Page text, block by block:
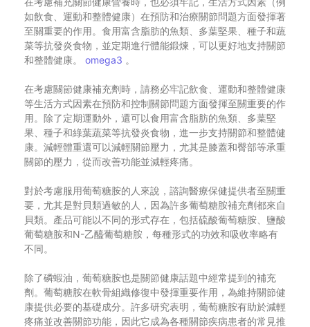
如飲食、運動和整體健康）在預防和治療關節問題方面發揮著
至關重要的作用。食用富含脂肪的魚類、多葉堅果、種子和蔬
菜等抗發炎食物，並定期進行體能鍛煉，可以更好地支持關節
和整體健康。 omega3 。
在考慮關節健康補充劑時，請務必牢記飲食、運動和整體健康
等生活方式因素在預防和控制關節問題方面發揮至關重要的作
用。除了定期運動外，還可以食用富含脂肪的魚類、多葉堅
果、種子和綠葉蔬菜等抗發炎食物，進一步支持關節和整體健
康。減輕體重還可以減輕關節壓力，尤其是膝蓋和臀部等承重
關節的壓力，從而改善功能並減輕疼痛。
對於考慮服用葡萄糖胺的人來說，諮詢醫療保健提供者至關重
要，尤其是對貝類過敏的人，因為許多葡萄糖胺補充劑都來自
貝類。產品可能以不同的形式存在，包括硫酸葡萄糖胺、鹽酸
葡萄糖胺和N-乙醯葡萄糖胺，每種形式的功效和吸收率略有
不同。
除了磷蝦油，葡萄糖胺也是關節健康話題中經常提到的補充
劑。葡萄糖胺在軟骨組織修復中發揮重要作用，為維持關節健
康提供必要的基礎成分。許多研究表明，葡萄糖胺有助於減輕
疼痛並改善關節功能，因此它成為各種關節疾病患者的常見推